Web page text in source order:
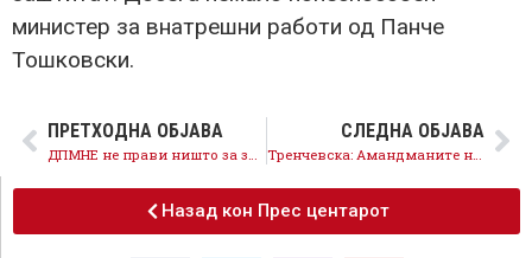
министер за внатрешни работи од Панче
Тошковски.
ПРЕТХОДНА ОБЈАВА
ДПМНЕ не прави ништо за загадениот воздух а се фали со централата- стратешката инвестиција на СДСМ
СЛЕДНА ОБЈАВА
Тренчевска: Амандманите на СДСМ се за 20% повисоки плати и 10% повисока социјална заштита
Назад кон Прес центарот